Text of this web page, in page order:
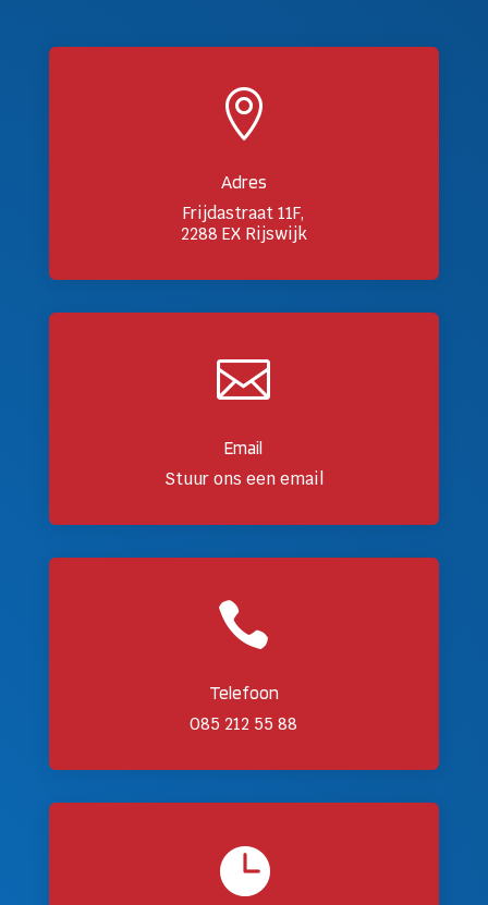

Adres
Frijdastraat 11F,
2288 EX Rijswijk

Email
Stuur ons een email

Telefoon
085 212 55 88
